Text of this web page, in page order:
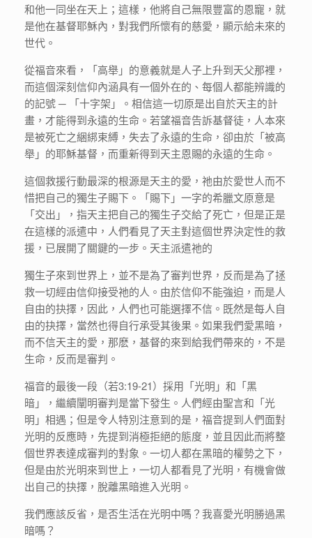
和他一同坐在天上；這樣，他將自己無限豐富的恩寵，就
是他在基督耶穌內，對我們所懷有的慈愛，顯示給未來的
世代。
從福音來看，「高舉」的意義就是人子上升到天父那裡，
而這個深刻信仰內涵具有一個外在的、每個人都能辨識的
的記號 ─ 「十字架」。相信這一切原是出自於天主的計
畫，才能得到永遠的生命。若望福音告訴基督徒，人本來
是被死亡之綑綁束縛，失去了永遠的生命，卻由於「被高
舉」的耶穌基督，而重新得到天主恩賜的永遠的生命。
這個救援行動最深的根源是天主的愛，祂由於愛世人而不
惜把自己的獨生子賜下。「賜下」一字的希臘文原意是
「交出」，指天主把自己的獨生子交給了死亡，但是正是
在這樣的派遣中，人們看見了天主對這個世界決定性的救
援，已展開了關鍵的一步。天主派遣祂的
獨生子來到世界上，並不是為了審判世界，反而是為了拯
救一切經由信仰接受祂的人。由於信仰不能強迫，而是人
自由的抉擇，因此，人們也可能選擇不信。既然是每人自
由的抉擇，當然也得自行承受其後果。如果我們愛黑暗，
而不信天主的愛，那麽，基督的來到給我們帶來的，不是
生命，反而是審判。
福音的最後一段（若3:19-21）採用「光明」和「黑
暗」，繼續闡明審判是當下發生。人們經由聖言和「光
明」相遇；但是令人特別注意到的是，福音提到人們面對
光明的反應時，先提到消極拒絕的態度，並且因此而將整
個世界表達成審判的對象。一切人都在黑暗的權勢之下，
但是由於光明來到世上，一切人都看見了光明，有機會做
出自己的抉擇，脫離黑暗進入光明。
我們應該反省，是否生活在光明中嗎？我喜愛光明勝過黑
暗嗎？